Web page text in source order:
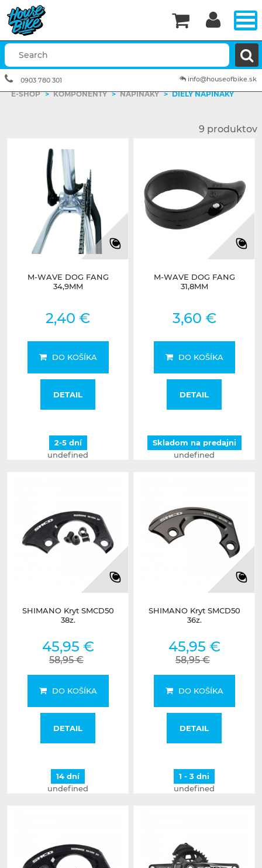
E-SHOP > KOMPONENTY > NAPINÁKY > DIELY NAPINÁKY
9 produktov
M-WAVE DOG FANG
34,9MM
2,40 €
DO KOŠÍKA
DETAIL
2-5 dní
undefined
M-WAVE DOG FANG
31,8MM
3,60 €
DO KOŠÍKA
DETAIL
Skladom na predajni
undefined
SHIMANO Kryt SMCD50
38z.
45,95 €
58,95 €
DO KOŠÍKA
DETAIL
14 dní
undefined
SHIMANO Kryt SMCD50
36z.
45,95 €
58,95 €
DO KOŠÍKA
DETAIL
1 - 3 dni
undefined


info@houseofbike.sk
0903 780 301